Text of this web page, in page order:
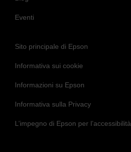
Eventi
Sito principale di Epson
Informativa sui cookie
Informazioni su Epson
Informativa sulla Privacy
L’impegno di Epson per l’accessibilità